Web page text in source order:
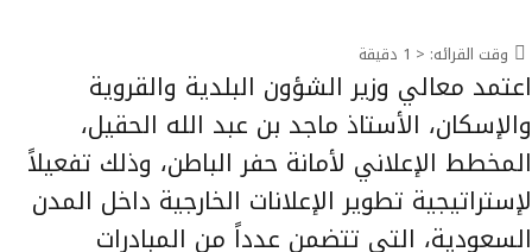
وقت القرائه: < 1 دقيقة
اعتمد معالي وزير الشؤون البلدية والقروية
والإسكان، الأستاذ ماجد بن عبد الله الحقيل،
المخطط الإعلاني لأمانة حفر الباطن، وذلك تفعيلاً
لإستراتيجية تطوير الإعلانات الخارجية داخل المدن
السعودية، التي تتضمن عدداً من المبادرات